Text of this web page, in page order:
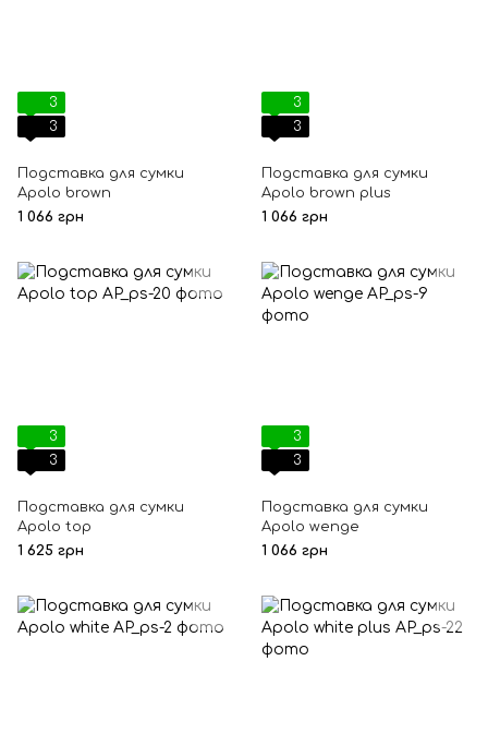
3
3
Подставка для сумки
Apolo brown
1 066 грн
3
3
Подставка для сумки
Apolo brown plus
1 066 грн
3
3
Подставка для сумки
Apolo top
1 625 грн
3
3
Подставка для сумки
Apolo wenge
1 066 грн